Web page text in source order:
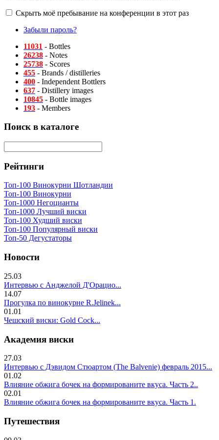
Скрыть моё пребывание на конференции в этот раз
Забыли пароль?
11031 - Bottles
26238 - Notes
25738 - Scores
455 - Brands / distilleries
400 - Independent Bottlers
637 - Distillery images
10845 - Bottle images
193 - Members
Поиск в каталоге
Рейтинги
Топ-100 Винокурни Шотландии
Топ-100 Винокурни
Топ-1000 Негоцианты
Топ-1000 Лучший виски
Топ-100 Худший виски
Топ-100 Популярный виски
Топ-50 Дегустаторы
Новости
25.03
Интервью с Анджелой Д'Орацио...
14.07
Прогулка по винокурне R.Jelinek...
01.01
Чешский виски: Gold Cock...
Академия виски
27.03
Интервью с Дэвидом Стюартом (The Balvenie) февраль 2015...
01.02
Влияние обжига бочек на формированите вкуса. Часть 2..
02.01
Влияние обжига бочек на формированите вкуса. Часть 1.
Путешествия